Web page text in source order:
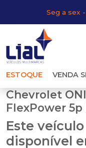
Seg a sex
ESTOQUE VENDA
Chevrolet
FlexPower 5p
Este
disponível